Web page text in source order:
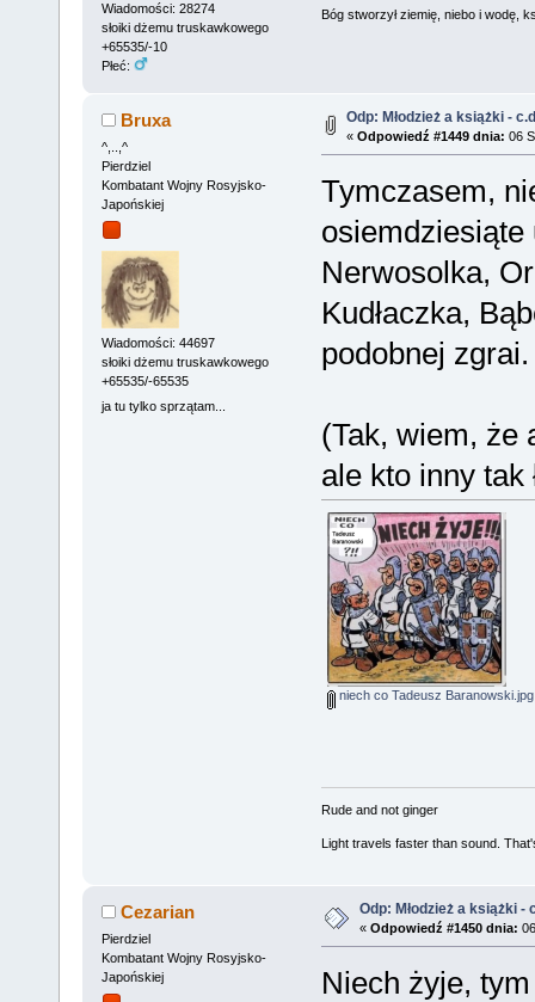
Wiadomości: 28274
słoiki dżemu truskawkowego
+65535/-10
Płeć:
Bóg stworzył ziemię, niebo i wodę,
Bruxa
^,..,^
Pierdziel
Kombatant Wojny Rosyjsko-
Japońskiej
Wiadomości: 44697
słoiki dżemu truskawkowego
+65535/-65535
ja tu tylko sprzątam...
Odp: Młodzież a książki -
« Odpowiedź #1449 dnia: 06
Tymczasem,
Nerwosolka,
Kudłaczka,
podobnej zgrai.
(Tak, wiem, że
ale kto inny tak
niech co Tadeusz Baranowski.jpg
Rude and not ginger
Light travels faster than sound.
Cezarian
Pierdziel
Kombatant Wojny Rosyjsko-
Japońskiej
Odp: Młodzież a książki -
« Odpowiedź #1450 dnia:
Niech żyje,